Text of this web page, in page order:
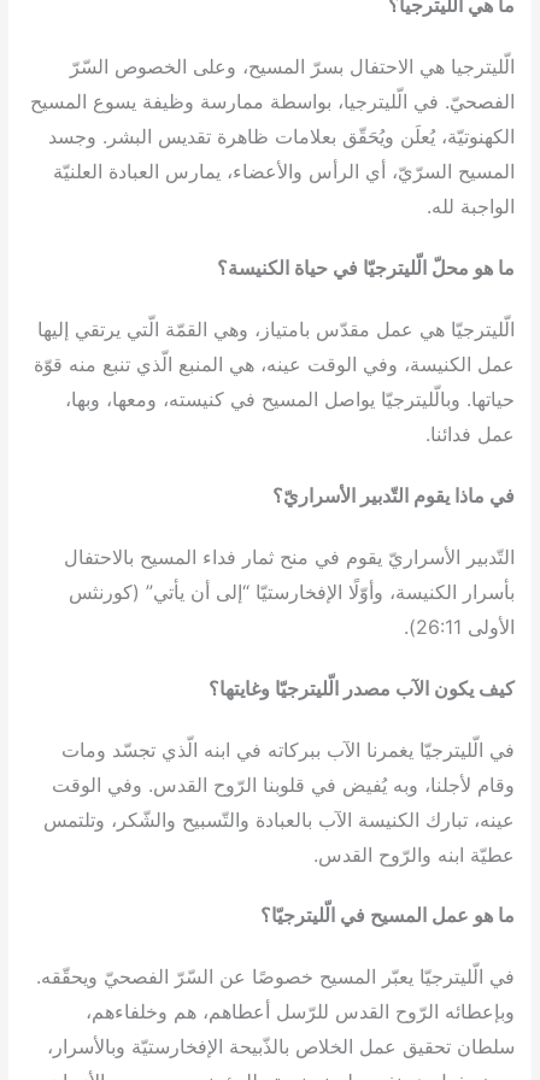
ما هي الّليترجيا؟
الّليترجيا هي الاحتفال بسرّ المسيح، وعلى الخصوص السّرّ
الفصحيّ. في الّليترجيا، بواسطة ممارسة وظيفة يسوع المسيح
الكهنوتيّة، يُعلَن ويُحَقّق بعلامات ظاهرة تقديس البشر. وجسد
المسيح السرّيّ، أي الرأس والأعضاء، يمارس العبادة العلنيّة
الواجبة لله.
ما هو محلّ الّليترجيّا في حياة الكنيسة؟
الّليترجيّا هي عمل مقدّس بامتياز، وهي القمّة الّتي يرتقي إليها
عمل الكنيسة، وفي الوقت عينه، هي المنبع الّذي تنبع منه قوّة
حياتها. وبالّليترجيّا يواصل المسيح في كنيسته، ومعها، وبها،
عمل فدائنا.
في ماذا يقوم التّدبير الأسراريّ؟
التّدبير الأسراريّ يقوم في منح ثمار فداء المسيح بالاحتفال
بأسرار الكنيسة، وأوّلًا الإفخارستيّا “إلى أن يأتي” (كورنثس
الأولى 26:11).
كيف يكون الآب مصدر الّليترجيّا وغايتها؟
في الّليترجيّا يغمرنا الآب ببركاته في ابنه الّذي تجسّد ومات
وقام لأجلنا، وبه يُفيض في قلوبنا الرّوح القدس. وفي الوقت
عينه، تبارك الكنيسة الآب بالعبادة والتّسبيح والشّكر، وتلتمس
عطيّة ابنه والرّوح القدس.
ما هو عمل المسيح في الّليترجيّا؟
في الّليترجيّا يعبّر المسيح خصوصًا عن السّرّ الفصحيّ ويحقّقه.
وبإعطائه الرّوح القدس للرّسل أعطاهم، هم وخلفاءهم،
سلطان تحقيق عمل الخلاص بالذّبيحة الإفخارستيّة وبالأسرار،